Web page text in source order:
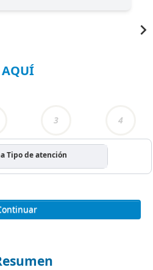
AQUÍ
3 4
Tipo de atención